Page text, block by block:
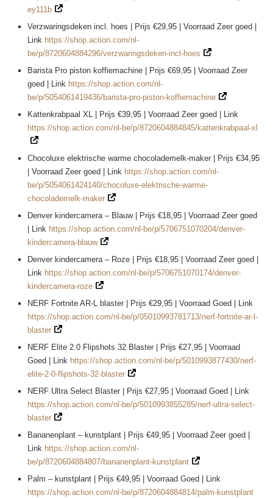
ey111b
Verzwaringsdeken incl. hoes | Prijs €29,95 | Voorraad Zeer goed |
Link https://shop.action.com/nl-
be/p/8720604884296/verzwaringsdeken-incl-hoes
Barista Pro piston koffiemachine | Prijs €69,95 | Voorraad Zeer
goed | Link https://shop.action.com/nl-
be/p/5054061419436/barista-pro-piston-koffiemachine
Kattenkrabpaal XL | Prijs €39,95 | Voorraad Zeer goed | Link
https://shop.action.com/nl-be/p/8720604884845/kattenkrabpaal-xl
Chocoluxe elektrische warme chocolademelk-maker | Prijs €34,95
| Voorraad Zeer goed | Link https://shop.action.com/nl-
be/p/5054061424140/chocoluxe-elektrische-warme-
chocolademelk-maker
Denver kindercamera – Blauw | Prijs €18,95 | Voorraad Zeer goed
| Link https://shop.action.com/nl-be/p/5706751070204/denver-
kindercamera-blauw
Denver kindercamera – Roze | Prijs €18,95 | Voorraad Zeer goed |
Link https://shop.action.com/nl-be/p/5706751070174/denver-
kindercamera-roze
NERF Fortnite AR-L blaster | Prijs €29,95 | Voorraad Goed | Link
https://shop.action.com/nl-be/p/05010993781713/nerf-fortnite-ar-l-
blaster
NERF Elite 2.0 Flipshots 32 Blaster | Prijs €27,95 | Voorraad
Goed | Link https://shop.action.com/nl-be/p/5010993877430/nerf-
elite-2-0-flipshots-32-blaster
NERF Ultra Select Blaster | Prijs €27,95 | Voorraad Goed | Link
https://shop.action.com/nl-be/p/5010993855285/nerf-ultra-select-
blaster
Bananenplant – kunstplant | Prijs €49,95 | Voorraad Zeer goed |
Link https://shop.action.com/nl-
be/p/8720604884807/bananenplant-kunstplant
Palm – kunstplant | Prijs €49,95 | Voorraad Goed | Link
https://shop.action.com/nl-be/p/8720604884814/palm-kunstplant